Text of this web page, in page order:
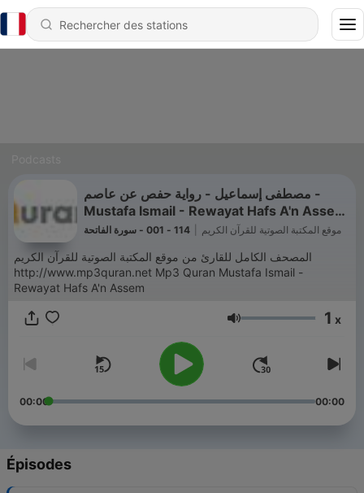
مصطفى إسماعيل - رواية حفص عن عاصم -
Mustafa Ismail - Rewayat Hafs A'n Assem
|
موقع المكتبة الصوتية للقرآن الكريم 114 - 001 - سورة الفاتحة
المصحف الكامل للقارئ من موقع المكتبة الصوتية للقرآن الكريم
http://www.mp3quran.net Mp3 Quran Mustafa Ismail -
Rewayat Hafs A'n Assem
Volume 1 x
00:00 00:00
Épisodes